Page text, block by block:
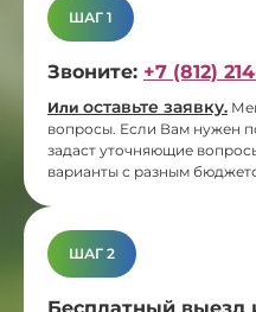
ШАГ 1
Звоните: +7 (812)
Или оставьте заявку.
вопросы. Если Вам нужен
задаст уточняющие
варианты с разным
ШАГ 2
Бесплатный выезд